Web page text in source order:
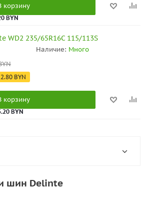
корзину
BYN
235/65R16C 115/113S
Наличие: Много
BYN
корзину
BYN
шин Delinte